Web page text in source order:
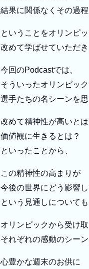
結果に関係なくその過
ということをオリンピ
改めて学ばせていただき
今回のPodcastでは、
そういったオリンピッ
選手たちの名シーンを思
改めて精神性が高いとは
価値観に生きるとは？
といったことから、
この精神性の高まりが
今後の世界にどう影響
という見通しについて
オリンピックから受け
それぞれの感動のシー
心豊かな週末のお供に